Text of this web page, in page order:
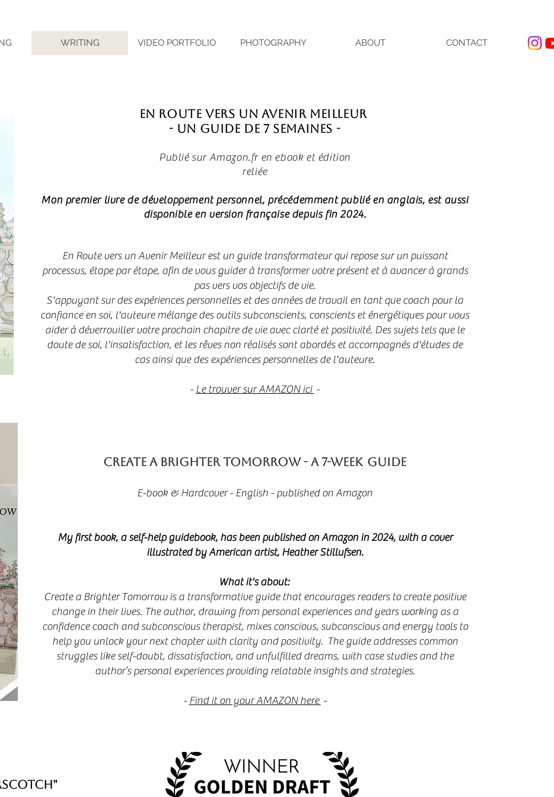
WRITING VIDEO PORTFOLIO PHOTOGRAPHY ABOUT CONTACT
En Route vers un Avenir Meilleur
- Un Guide de 7 Semaines -
Publié sur Amazon.fr en ebook et édition
reliée
Mon premier livre de développement personnel, précédemment publié en anglais, est aussi
disponible en version française depuis fin 2024.
En Route vers un Avenir Meilleur est un guide transformateur qui repose sur un puissant
processus, étape par étape, afin de vous guider à transformer votre présent et à avancer à grands
pas vers vos objectifs de vie.
S'appuyant sur des expériences personnelles et des années de travail en tant que coach pour la
confiance en soi, l'auteure mélange des outils subconscients, conscients et énergétiques pour vous
aider à déverrouiller votre prochain chapitre de vie avec clarté et positivité. Des sujets tels que le
doute de soi, l'insatisfaction, et les rêves non réalisés sont abordés et accompagnés d'études de
cas ainsi que des expériences personnelles de l'auteure.
-Le trouver sur AMAZON ici -
Create a Brighter Tomorrow - a 7-week Guide
E-book & Hardcover - English - published on Amazon
My first book, a self-help guidebook, has been published on Amazon in 2024, with a cover
illustrated by American artist, Heather Stillufsen.​​
What it's about:
Create a Brighter Tomorrow is a transformative guide that encourages readers to create positive
change in their lives. The author, drawing from personal experiences and years working as a
confidence coach and subconscious therapist, mixes conscious, subconscious and energy tools to
help you unlock your next chapter with clarity and positivity. The guide addresses common
struggles like self-doubt, dissatisfaction, and unfulfilled dreams, with case studies and the
author’s personal experiences providing relatable insights and strategies.​​​
-Find it on your AMAZON here -